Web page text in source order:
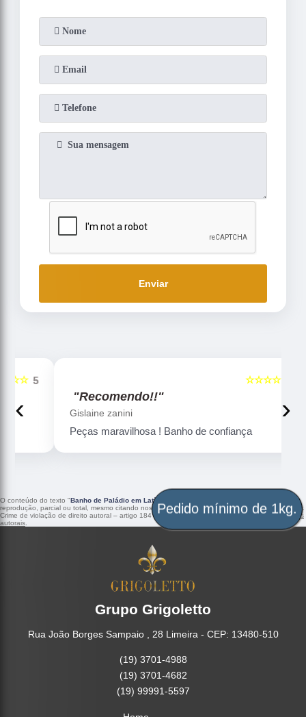
Enviar
5
☆☆☆☆☆
"Recomendo!!"
Gislaine zanini
Peças maravilhosa ! Banho de confiança
‹ ›
O conteúdo do texto "Banho de Paládio em Latão Cuiabá
reprodução, parcial ou total, mesmo citando nossos links, é proibida sem a autorização do autor.
Crime de violação de direito autoral – artigo 184 do Código Penal – Lei 9610/98 - Lei de direitos
autorais
Grupo Grigoletto
Rua João Borges Sampaio , 28 Limeira - CEP: 13480-510
(19) 3701-4988
(19) 3701-4682
(19) 99991-5597
Pedido mínimo de 1kg.